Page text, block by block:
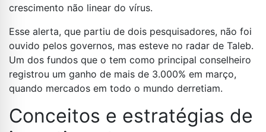
crescimento não linear do vírus.
Esse alerta, que partiu de dois pesquisadores, não foi
ouvido pelos governos, mas esteve no radar de Taleb.
Um dos fundos que o tem como principal conselheiro
registrou um ganho de mais de 3.000% em março,
quando mercados em todo o mundo derretiam.
Conceitos e estratégias de